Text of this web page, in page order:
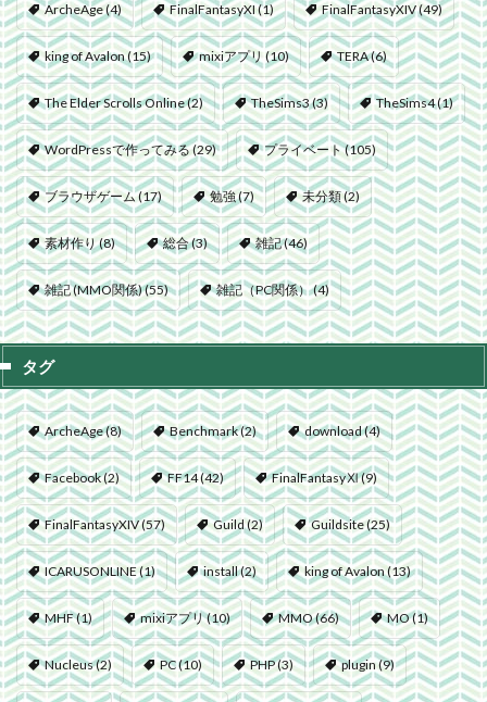
ArcheAge(4) FinalFantasyXI(1) FinalFantasyXIV(49)
king of Avalon(15) mixiアプリ (10) TERA(6)
The Elder Scrolls Online(2) TheSims3(3) TheSims4(1)
WordPressで作ってみる(29) プライベート(105)
ブラウザゲーム(17) 勉強(7) 未分類(2)
素材作り(8) 総合(3) 雑記(46)
雑記 (MMO関係)(55) 雑記（PC関係）(4)
タグ
ArcheAge(8) Benchmark(2) download(4)
Facebook(2) FF14(42) FinalFantasyⅪ(9)
FinalFantasyXIV(57) Guild(2) Guildsite(25)
ICARUSONLINE(1) install(2) king of Avalon(13)
MHF(1) mixiアプリ(10) MMO(66) MO(1)
Nucleus(2) PC(10) PHP(3) plugin(9)